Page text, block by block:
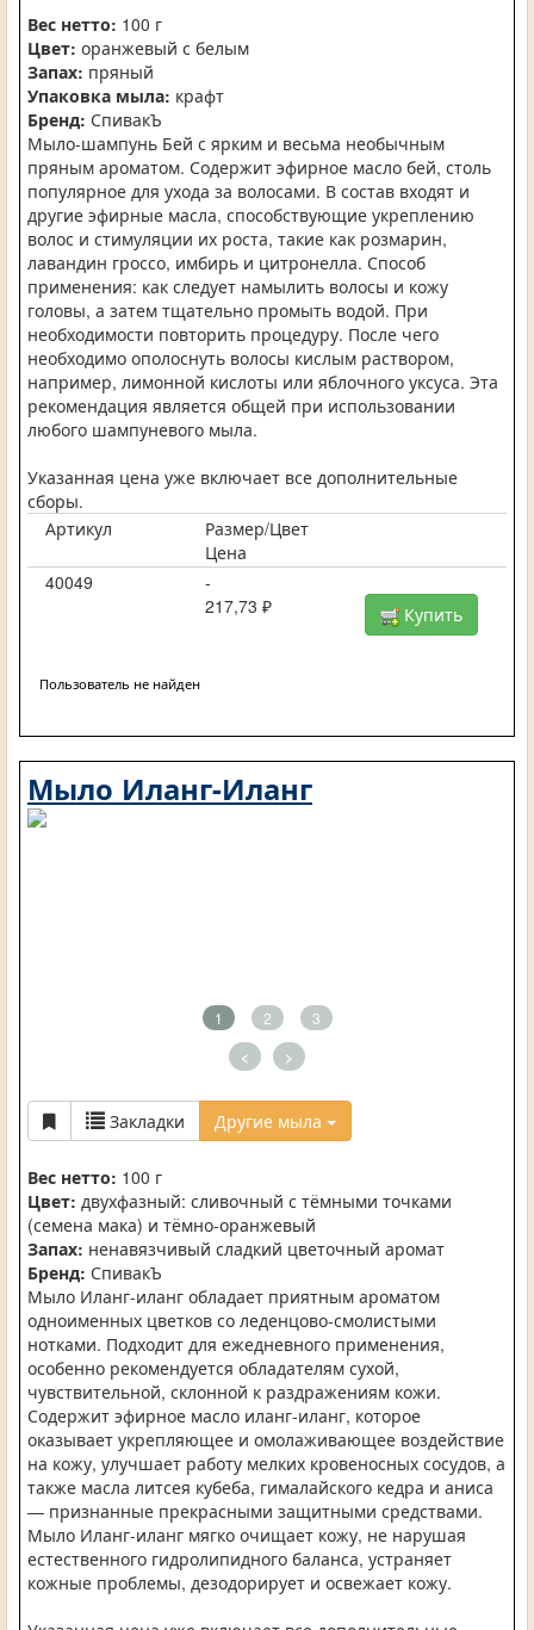
Вес нетто: 100 г
Цвет: оранжевый с белым
Запах: пряный
Упаковка мыла: крафт
Бренд: СпивакЪ
Мыло-шампунь Бей с ярким и весьма необычным
пряным ароматом. Содержит эфирное масло бей, столь
популярное для ухода за волосами. В состав входят и
другие эфирные масла, способствующие укреплению
волос и стимуляции их роста, такие как розмарин,
лавандин гроссо, имбирь и цитронелла. Способ
применения: как следует намылить волосы и кожу
головы, а затем тщательно промыть водой. При
необходимости повторить процедуру. После чего
необходимо ополоснуть волосы кислым раствором,
например, лимонной кислоты или яблочного уксуса. Эта
рекомендация является общей при использовании
любого шампуневого мыла.
Указанная цена уже включает все дополнительные
сборы.
Артикул
Размер/Цвет
Цена
40049
-
217,73 ₽
Купить
Пользователь не найден
Мыло Иланг-Иланг
1 2 3
< >
Закладки Другие мыла
Вес нетто: 100 г
Цвет: двухфазный: сливочный с тёмными точками
(семена мака) и тёмно-оранжевый
Запах: ненавязчивый сладкий цветочный аромат
Бренд: СпивакЪ
Мыло Иланг-иланг обладает приятным ароматом
одноименных цветков со леденцово-смолистыми
нотками. Подходит для ежедневного применения,
особенно рекомендуется обладателям сухой,
чувствительной, склонной к раздражениям кожи.
Содержит эфирное масло иланг-иланг, которое
оказывает укрепляющее и омолаживающее воздействие
на кожу, улучшает работу мелких кровеносных сосудов, а
также масла литсея кубеба, гималайского кедра и аниса
— признанные прекрасными защитными средствами.
Мыло Иланг-иланг мягко очищает кожу, не нарушая
естественного гидролипидного баланса, устраняет
кожные проблемы, дезодорирует и освежает кожу.